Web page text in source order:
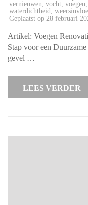
vernieuwen, vocht, voegen,
waterdichtheid,
Geplaatst op 28 februari
Artikel: Voegen
Stap voor een
gevel …
LEES VERDER